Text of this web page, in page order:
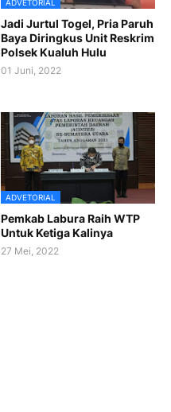
ADVETORIAL
Jadi Jurtul Togel, Pria Paruh
Baya Diringkus Unit Reskrim
Polsek Kualuh Hulu
01 Juni, 2022
ADVETORIAL
Pemkab Labura Raih WTP
Untuk Ketiga Kalinya
27 Mei, 2022